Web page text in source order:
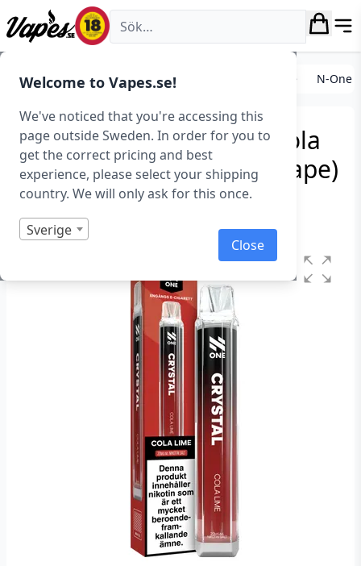
Welcome to Vapes.se!
We've noticed that you're accessing this
page outside Sweden. In order for you to
get the correct pricing and best
experience, please select your shipping
country. We will only ask for this once.
Sverige
Close
Vapes.se
E-cigarett startkit/paket Engångs vape N-One N-One
N-One Crystal Mesh – Cola
Lime (20 mg, Engångs vape)
Art.nr: 43270
I lager